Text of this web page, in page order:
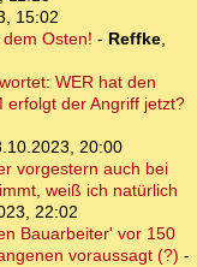
15:02
Osten! - Reffke,
WER hat den
erfolgt der Angriff jetzt?
20:00
vorgestern auch bei
weiß ich natürlich
22:02
Bauarbeiter' vor 150
voraussagt (?) -